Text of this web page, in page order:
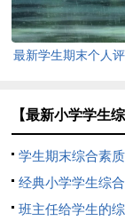
最新学生期末个人
【最新小学学生
学生期末综合素
子大全60句精选
经典小学学生综
板（通用90句）
班主任给学生的